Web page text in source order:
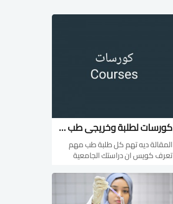
كورسات لطلبة وخريجى طب مقدمة من اشهر جامعات العالم
المقالة ديه تهم كل طلبة طب مهم
تعرف كويس ان دراستك الجامعية
غيرك وتطور مهاراتك جمعتلك شوية
قنوات عليهم كورسات اكتر من رائعة